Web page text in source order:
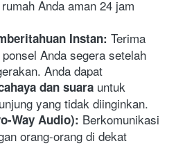
Anda aman 24 jam
Instan: Terima
Anda segera setelah
Anda dapat
dan suara untuk
yang tidak diinginkan.
Way Audio): Berkomunikasi
orang-orang di dekat